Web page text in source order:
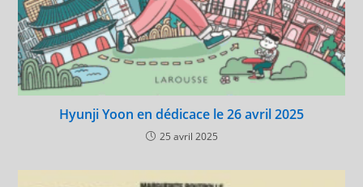
Hyunji Yoon en dédicace le 26 avril 2025
25 avril 2025